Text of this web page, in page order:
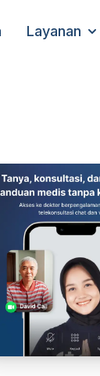
Layanan